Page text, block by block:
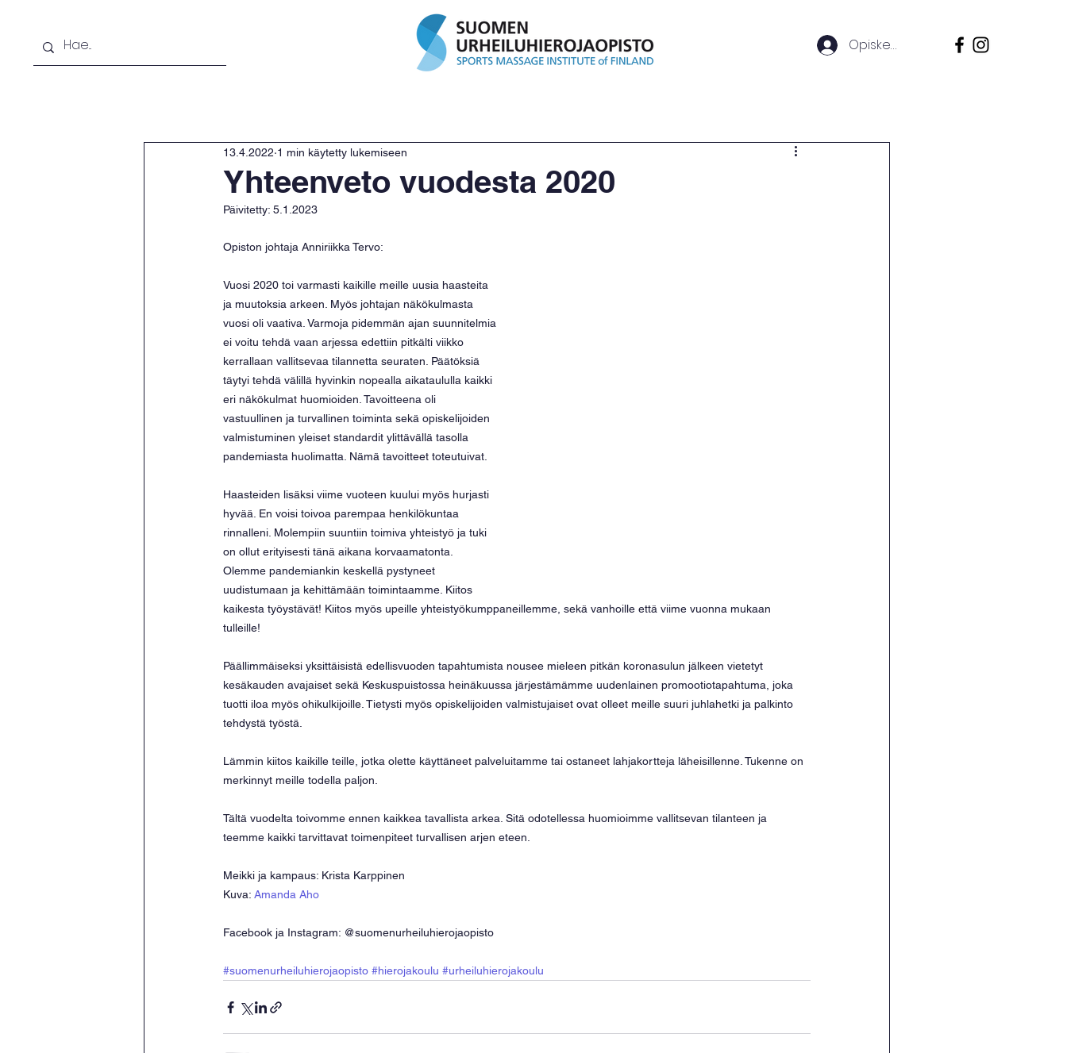
Opiskelijoille
Yhteenveto vuodesta 2020
13.4.2022 1 min käytetty lukemiseen
Päivitetty: 5.1.2023
Opiston johtaja Anniriikka Tervo:
Vuosi 2020 toi varmasti kaikille meille uusia haasteita
ja muutoksia arkeen. Myös johtajan näkökulmasta
vuosi oli vaativa. Varmoja pidemmän ajan suunnitelmia
ei voitu tehdä vaan arjessa edettiin pitkälti viikko
kerrallaan vallitsevaa tilannetta seuraten. Päätöksiä
täytyi tehdä välillä hyvinkin nopealla aikataululla kaikki
eri näkökulmat huomioiden. Tavoitteena oli
vastuullinen ja turvallinen toiminta sekä opiskelijoiden
valmistuminen yleiset standardit ylittävällä tasolla
pandemiasta huolimatta. Nämä tavoitteet toteutuivat.
Haasteiden lisäksi viime vuoteen kuului myös hurjasti
hyvää. En voisi toivoa parempaa henkilökuntaa
rinnalleni. Molempiin suuntiin toimiva yhteistyö ja tuki
on ollut erityisesti tänä aikana korvaamatonta.
Olemme pandemiankin keskellä pystyneet
uudistumaan ja kehittämään toimintaamme. Kiitos
kaikesta työystävät! Kiitos myös upeille yhteistyökumppaneillemme, sekä vanhoille että viime vuonna mukaan
tulleille!
Päällimmäiseksi yksittäisistä edellisvuoden tapahtumista nousee mieleen pitkän koronasulun jälkeen vietetyt
kesäkauden avajaiset sekä Keskuspuistossa heinäkuussa järjestämämme uudenlainen promootiotapahtuma, joka
tuotti iloa myös ohikulkijoille. Tietysti myös opiskelijoiden valmistujaiset ovat olleet meille suuri juhlahetki ja palkinto
tehdystä työstä.
Lämmin kiitos kaikille teille, jotka olette käyttäneet palveluitamme tai ostaneet lahjakortteja läheisillenne. Tukenne on
merkinnyt meille todella paljon.
Tältä vuodelta toivomme ennen kaikkea tavallista arkea. Sitä odotellessa huomioimme vallitsevan tilanteen ja
teemme kaikki tarvittavat toimenpiteet turvallisen arjen eteen.
Meikki ja kampaus: Krista Karppinen
Kuva: Amanda Aho
Facebook ja Instagram: @suomenurheiluhierojaopisto
#suomenurheiluhierojaopisto #hierojakoulu #urheiluhierojakoulu